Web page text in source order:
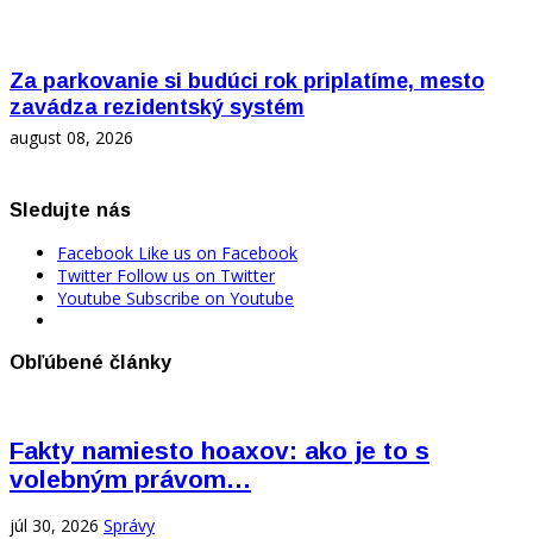
Za parkovanie si budúci rok priplatíme, mesto
zavádza rezidentský systém
august 08, 2026
Sledujte nás
Facebook Like us on Facebook
Twitter Follow us on Twitter
Youtube Subscribe on Youtube
Obľúbené články
Fakty namiesto hoaxov: ako je to s
volebným právom…
júl 30, 2026 Správy